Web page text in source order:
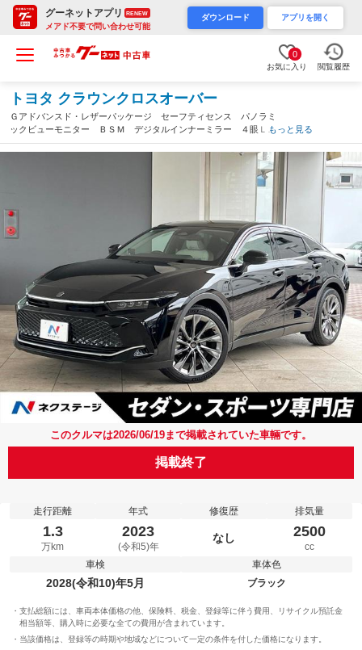
グーネットアプリ RENEW
メアド不要で問い合わせ可能
ダウンロード アプリを開く
0
お気に入り 閲覧履歴
トヨタ クラウンクロスオーバー
Ｇアドバンスド・レザーパッケージ セーフティセンス パノラミ
ックビューモニター ＢＳＭ デジタルインナーミラー ４眼ＬＥ
Ｄヘッドライト 純正２１インチＡＷ 電動チルトテレスコピッ
ク フロマージュ革シート シートメモリー スマートキー（愛知
もっと見る
このクルマは2026/06/19まで掲載されていた車輛です。
掲載終了
走行距離
1.3
万km
年式
2023
(令和5)年
修復歴
なし
排気量
2500
cc
車検
2028(令和10)年5月
車体色
ブラック
支払総額には、車両本体価格の他、保険料、税金、登録等に伴う費用、リサイクル預託金
相当額等、購入時に必要な全ての費用が含まれています。
当該価格は、登録等の時期や地域などについて一定の条件を付した価格になります。